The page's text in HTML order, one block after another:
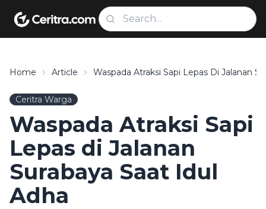
Home Article Waspada Atraksi Sapi Lepas Di Jalanan
Ceritra Warga
Waspada Atraksi Sapi
Lepas di Jalanan
Surabaya Saat Idul
Adha